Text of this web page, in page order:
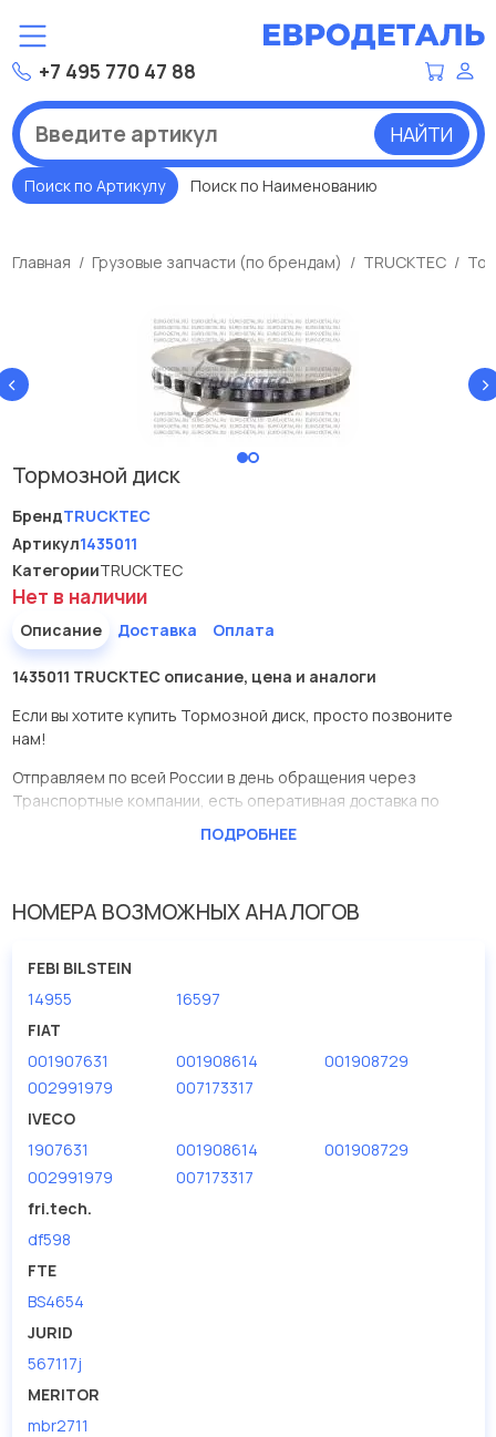
+7 495 770 47 88
НАЙТИ
Поиск по Артикулу Поиск по Наименованию
Главная Грузовые запчасти (по брендам) TRUCKTEC
‹ ›
Тормозной диск
БрендTRUCKTEC
Артикул1435011
КатегорииTRUCKTEC
Нет в наличии
Описание Доставка Оплата
1435011 TRUCKTEC описание, цена и аналоги
Если вы хотите купить Тормозной диск, просто позвоните
нам!
Отправляем по всей России в день обращения через
Транспортные компании, есть оперативная доставка по
У данной детали есть аналоги с номерами, убедитесь сами.
в большом ассортименте.
Мы продаем сертифицированные колодки тормозные
дисковые с гарантией от производителя TRUCKTEC.
Производитель TRUCKTEC
ПОДРОБНЕЕ
НОМЕРА ВОЗМОЖНЫХ АНАЛОГОВ
FEBI BILSTEIN
14955
16597
FIAT
001907631
001908614
001908729
002991979
007173317
IVECO
1907631
001908614
001908729
002991979
007173317
fri.tech.
df598
FTE
BS4654
JURID
567117j
MERITOR
mbr2711